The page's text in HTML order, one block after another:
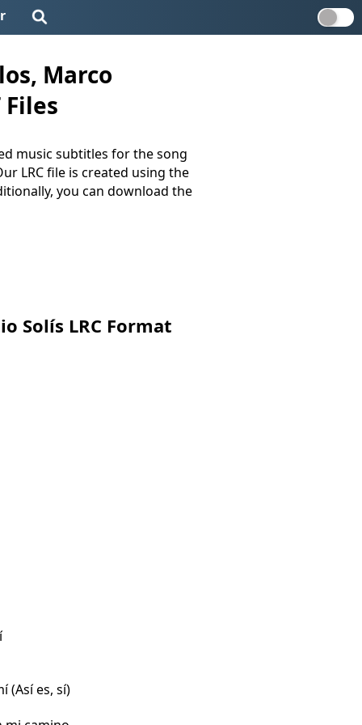
Marco
Files
music subtitles for the song
LRC file is created using the
you can download the
Solís LRC Format
(Así es, sí)